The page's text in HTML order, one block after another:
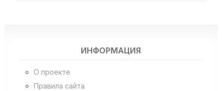
ИНФОРМАЦИЯ
О проекте
Правила сайта